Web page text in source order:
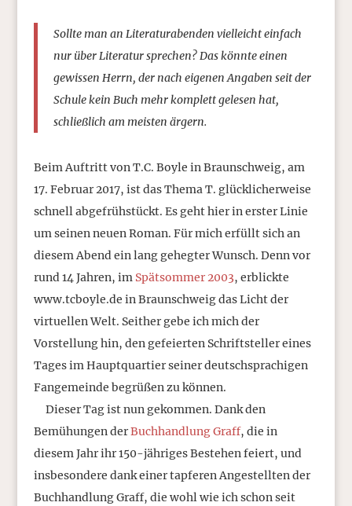
Sollte man an Literaturabenden vielleicht einfach
nur über Literatur sprechen? Das könnte einen
gewissen Herrn, der nach eigenen Angaben seit der
Schule kein Buch mehr komplett gelesen hat,
schließlich am meisten ärgern.
Beim Auftritt von T.C. Boyle in Braunschweig, am
17. Februar 2017, ist das Thema T. glücklicherweise
schnell abgefrühstückt. Es geht hier in erster Linie
um seinen neuen Roman. Für mich erfüllt sich an
diesem Abend ein lang gehegter Wunsch. Denn vor
rund 14 Jahren, im Spätsommer 2003, erblickte
www.tcboyle.de in Braunschweig das Licht der
virtuellen Welt. Seither gebe ich mich der
Vorstellung hin, den gefeierten Schriftsteller eines
Tages im Hauptquartier seiner deutschsprachigen
Fangemeinde begrüßen zu können.
Dieser Tag ist nun gekommen. Dank den
Bemühungen derBuchhandlung Graff, die in
diesem Jahr ihr 150-jähriges Bestehen feiert, und
insbesondere dank einer tapferen Angestellten der
Buchhandlung Graff, die wohl wie ich schon seit